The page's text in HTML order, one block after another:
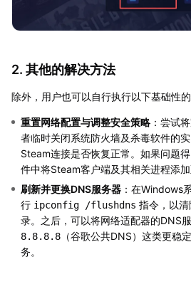
2. 其他的解决方法
除外，用户也可以自行执行以下基础性
重置网络配置与调整安全策略 ：尝试
者临时关闭系统防火墙及杀毒软件的
Steam连接是否恢复正常。如果问题
件中将Steam客户端及其相关进程添加
刷新并更换DNS服务器 ：在Windows
行 ipconfig /flushdns 指令，以
录。之后，可以将网络适配器的DNS
8.8.8.8 （谷歌公共DNS）这类更稳
务。